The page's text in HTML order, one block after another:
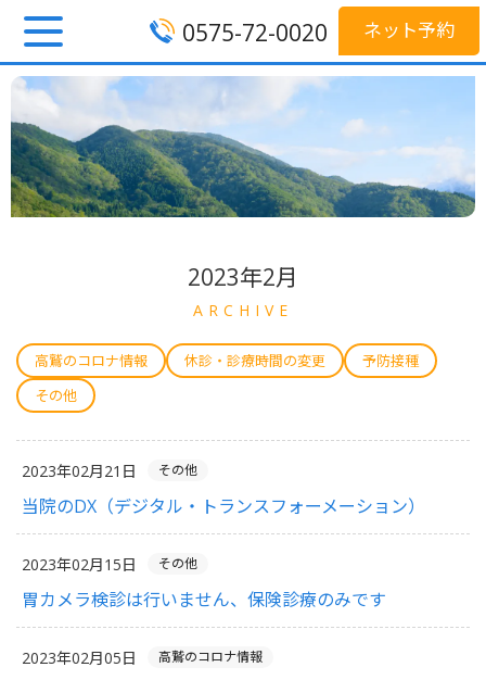
0575-72-0020 ネット予約
2023年2月
ARCHIVE
高鷲のコロナ情報 休診・診療時間の変更
予防接種
その他
2023年02月21日 その他
当院のDX（デジタル・トランスフォーメーション）
2023年02月15日 その他
胃カメラ検診は行いません、保険診療のみです
2023年02月05日 高鷲のコロナ情報